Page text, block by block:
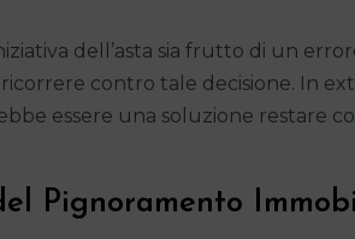
dell’asta sia frutto di un
contro tale decisione. In
essere una soluzione restare
Pignoramento